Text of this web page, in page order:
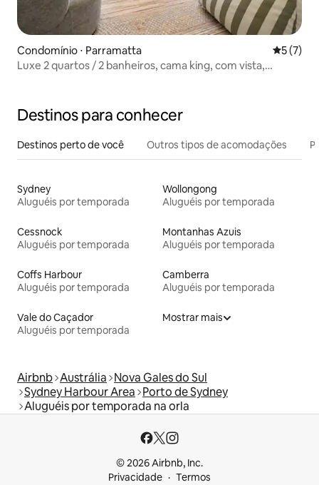
Condomínio ⋅ Parramatta 5 de
5 (7)
Luxe 2 quartos / 2 banheiros, cama king, com vista,
Destinos para conhecer
Destinos perto de você Outros tipos de acomodações
Sydney
Aluguéis por temporada
Wollongong
Aluguéis por temporada
Cessnock
Aluguéis por temporada
Montanhas Azuis
Aluguéis por temporada
Coffs Harbour
Aluguéis por temporada
Camberra
Aluguéis por temporada
Vale do Caçador
Aluguéis por temporada
Mostrar mais
Airbnb Austrália Nova Gales do Sul
Sydney Harbour Area Porto de Sydney
Aluguéis por temporada na orla
© 2026 Airbnb, Inc.
Privacidade
Termos